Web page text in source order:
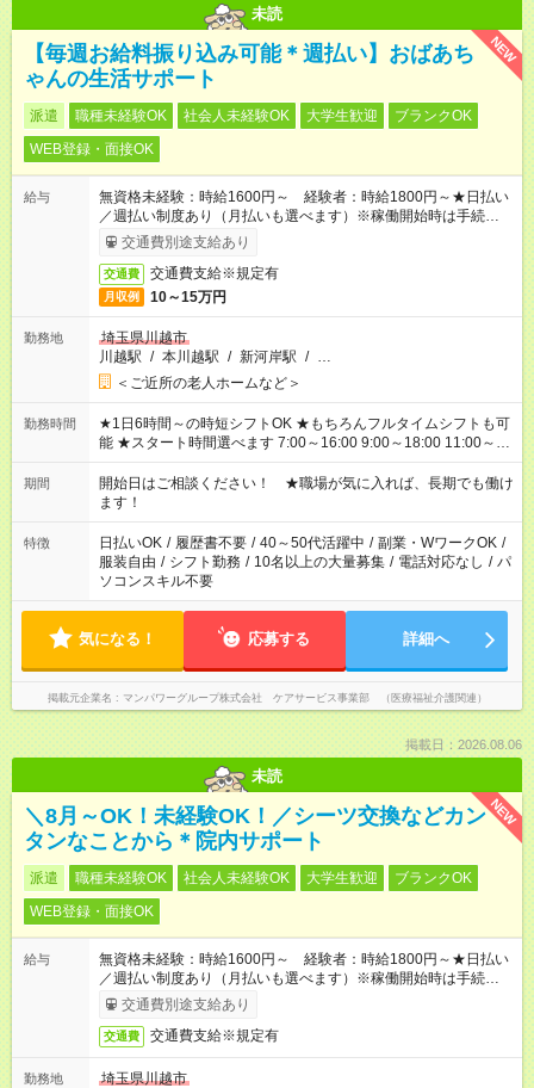
未読
NEW
【毎週お給料振り込み可能＊週払い】おばあち
ゃんの生活サポート
派遣 職種未経験OK 社会人未経験OK 大学生歓迎
ブランクOK
WEB登録・面接OK
給与
無資格未経験：時給1600円～ 経験者：時給1800円～★日払い
／週払い制度あり（月払いも選べます）※稼働開始時は手続き完
了次第のお支払いとなります。
交通費別途支給あり
交通費 交通費支給※規定有
月収例 10～15万円
勤務地
埼玉県川越市
川越駅 / 本川越駅 / 新河岸駅 / …
＜ご近所の老人ホームなど＞
勤務時間
★1日6時間～の時短シフトOK ★もちろんフルタイムシフトも可
能 ★スタート時間選べます 7:00～16:00 9:00～18:00 11:00～
20:00 など 残業なし！ ※Wワークの場合、他のお仕事と合わせ
週40時間超の就業はご案内できません ※法令に基づき、週20時
間以上勤務は社会保険への加入対象となります ※労働者派遣法
（日雇い派遣の原則禁止）により、短時間・短期間の就業はご
案内が難しい場合があります
期間
開始日はご相談ください！ ★職場が気に入れば、長期でも働け
ます！
特徴 日払いOK / 履歴書不要 / 40～50代活躍中 / 副業・WワークOK /
服装自由 / シフト勤務 / 10名以上の大量募集 / 電話対応なし / パ
ソコンスキル不要
気になる！ 応募する 詳細へ
掲載元企業名 マンパワーグループ株式会社 ケアサービス事業部 （医療福祉介護関連）
掲載日：2026.08.06
未読
NEW
＼8月～OK！未経験OK！／シーツ交換などカン
タンなことから＊院内サポート
派遣 職種未経験OK 社会人未経験OK 大学生歓迎
ブランクOK
WEB登録・面接OK
給与
無資格未経験：時給1600円～ 経験者：時給1800円～★日払い
／週払い制度あり（月払いも選べます）※稼働開始時は手続き完
了次第のお支払いとなります。
交通費別途支給あり
交通費 交通費支給※規定有
勤務地
埼玉県川越市